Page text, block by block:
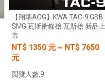
【翔準AOG】KWA TAC-9 GBB
SMG 瓦斯衝鋒槍 瓦斯槍 新品上
市
NT$1350元 ~ NT$7650
元
閱覽人數:9